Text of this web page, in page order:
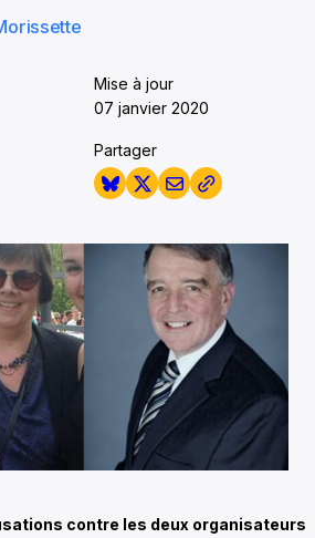
Mise à jour
07 janvier 2020
Partager
contre les deux organisateurs